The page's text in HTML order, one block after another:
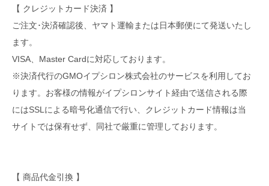
【 クレジットカード決済 】
ご注文･決済確認後、ヤマト運輸または日本郵便にて発送いたし
ます。
VISA、Master Cardに対応しております。
※決済代行のGMOイプシロン株式会社のサービスを利用してお
ります。お客様の情報がイプシロンサイト経由で送信される際
にはSSLによる暗号化通信で行い、クレジットカード情報は当
サイトでは保有せず、同社で厳重に管理しております。
【 商品代金引換 】